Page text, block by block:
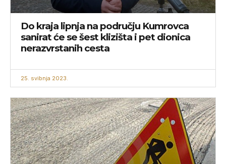
Do kraja lipnja na području Kumrovca
sanirat će se šest klizišta i pet dionica
nerazvrstanih cesta
25. svibnja 2023.